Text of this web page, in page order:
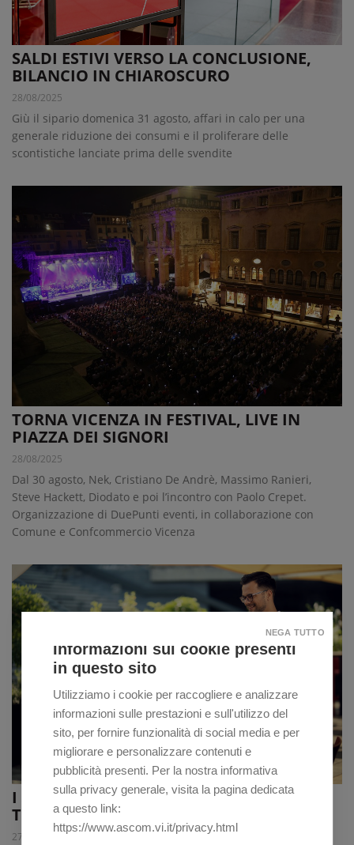
SALDI ESTIVI VERSO LA CONCLUSIONE,
BILANCIO IN CHIAROSCURO
28/08/2025
Giù il sipario domenica 31 agosto, affari in calo per una
generale riduzione dei consumi e il proliferare delle
scontistiche lanciate prima delle svendite
TORNA VICENZA IN FESTIVAL, LIVE IN
PIAZZA DEI SIGNORI
28/08/2025
Dal 30 agosto, Nek, Cristiano De Andrè, Massimo Ranieri,
Steve Hackett, Diodato e poi l’incontro con Paolo Crepet.
Organizzazione di DuePunti eventi, in collaborazione con
Comune e Confcommercio Vicenza
I SETTORI IN CRESCITA NEL COMMERCIO,
TURISMO E SERVIZI
27/08/2025
Informazioni sui cookie presenti
in questo sito
Utilizziamo i cookie per raccogliere e analizzare
informazioni sulle prestazioni e sull'utilizzo del
sito, per fornire funzionalità di social media e per
migliorare e personalizzare contenuti e
pubblicità presenti. Per la nostra informativa
sulla privacy generale, visita la pagina dedicata
a questo link:
https://www.ascom.vi.it/privacy.html
NEGA TUTTO